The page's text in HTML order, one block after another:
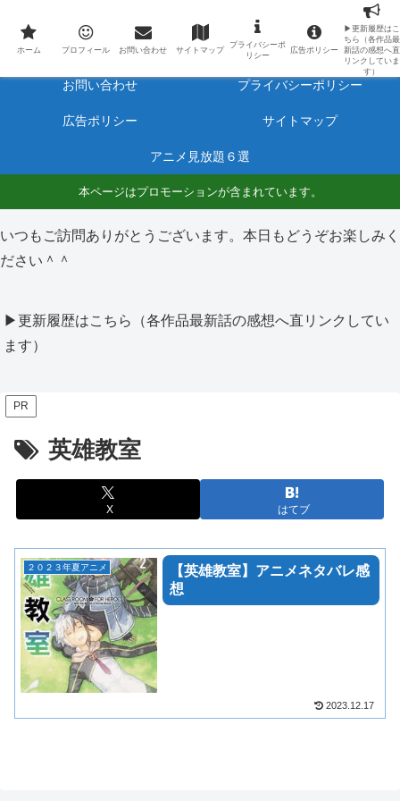
最新アニメのあらすじと感想をネタバレ有りで毎日更新しています。
ホーム プロフィール
お問い合わせ プライバシーポリシー
広告ポリシー サイトマップ
アニメ見放題６選
本ページはプロモーションが含まれています。
いつもご訪問ありがとうございます。本日もどうぞお楽しみく
ださい＾＾
▶更新履歴はこちら（各作品最新話の感想へ直リンクしてい
ます）
PR
英雄教室
X はてブ
２０２３年夏アニメ
【英雄教室】アニメネタバレ感
想
2023.12.17
ホーム プロフィール お問い合わせ サイトマップ
プライバシーポ
リシー
広告ポリシー
▶更新履歴はこ
ちら（各作品最
新話の感想へ直
リンクしていま
す）